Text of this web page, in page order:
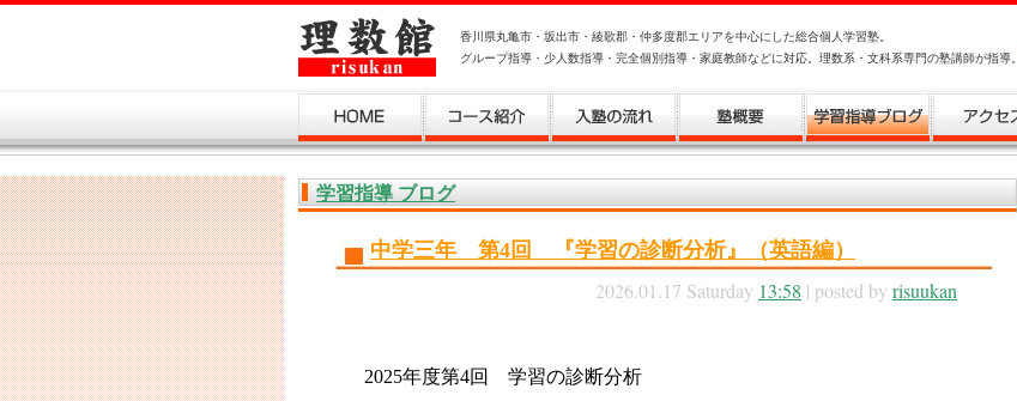
香川県丸亀市・坂出市・綾歌郡・仲多度郡エリアを中心にした総合個人学習塾。
グループ指導・少人数指導・完全個別指導・家庭教師などに対応。理数系・文科系専門の塾講師が指導。
学習指導 ブログ
中学三年 第4回 『学習の診断分析』（英語編）
2026.01.17 Saturday 13:58 | posted by risuukan
2025年度第4回 学習の診断分析